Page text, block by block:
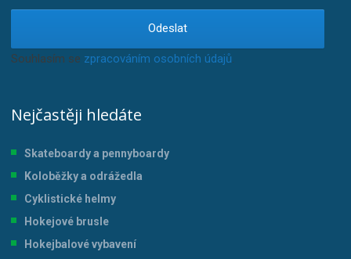
Odeslat
Souhlasím se zpracováním osobních údajů.
Nejčastěji hledáte
Skateboardy a pennyboardy
Koloběžky a odrážedla
Cyklistické helmy
Hokejové brusle
Hokejbalové vybavení